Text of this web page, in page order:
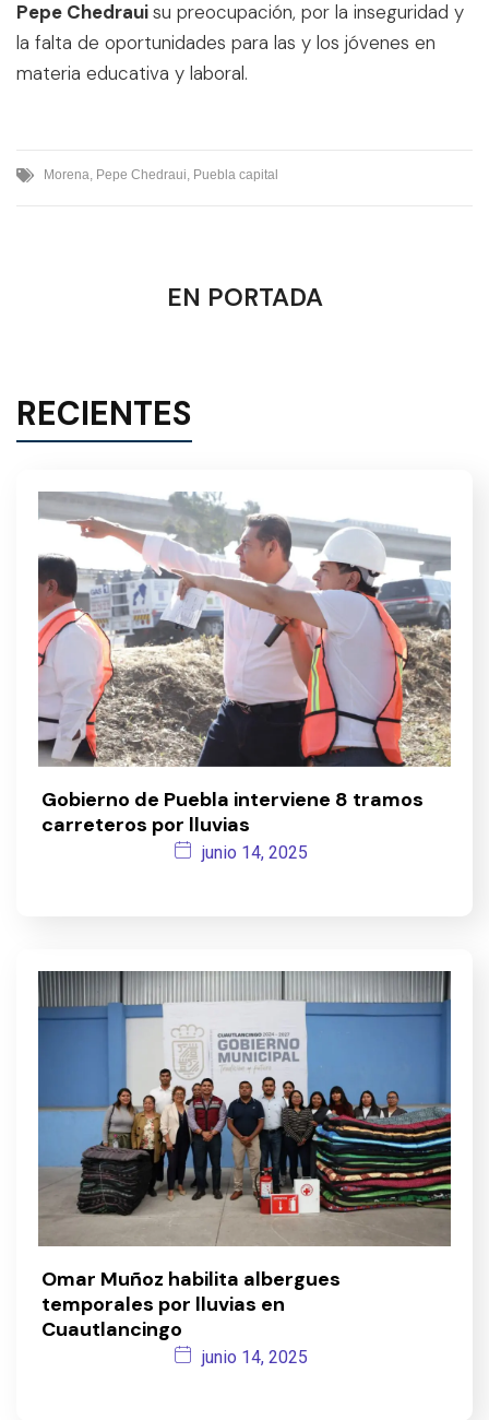
Pepe Chedrauisu preocupación, por la inseguridad y
la falta de oportunidades para las y los jóvenes en
materia educativa y laboral.
Morena, Pepe Chedraui, Puebla capital
EN PORTADA
RECIENTES
Gobierno de Puebla interviene 8 tramos
carreteros por lluvias
junio 14, 2025
Omar Muñoz habilita albergues
temporales por lluvias en
Cuautlancingo
junio 14, 2025